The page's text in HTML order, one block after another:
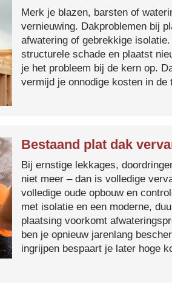
Merk je blazen, barsten of
vernieuwing. Dakproblemen bij
afwatering of gebrekkige
structurele schade en plaatst
je het probleem bij de kern op.
vermijd je onnodige kosten in
Bestaand plat dak
Bij ernstige lekkages,
niet meer – dan is volledige
volledige oude opbouw en
met isolatie en een moderne,
plaatsing voorkomt
ben je opnieuw jarenlang
ingrijpen bespaart je later hoge